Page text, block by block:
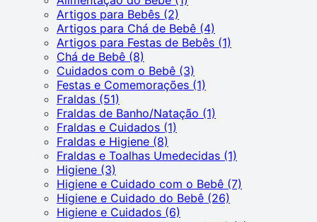
Artigos para Bebês (2)
Artigos para Chá de Bebê (4)
Artigos para Festas de Bebês (1)
Chá de Bebê (8)
Cuidados com o Bebê (3)
Festas e Comemorações (1)
Fraldas (51)
Fraldas de Banho/Natação (1)
Fraldas e Cuidados (1)
Fraldas e Higiene (8)
Fraldas e Toalhas Umedecidas (1)
Higiene (3)
Higiene e Cuidado com o Bebê (7)
Higiene e Cuidado do Bebê (26)
Higiene e Cuidados (6)